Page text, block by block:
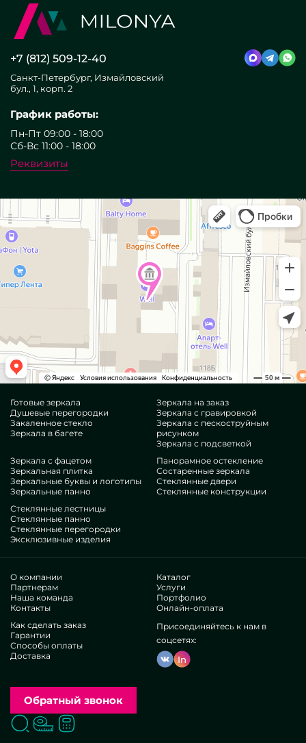
+7 (812) 509-12-40
Санкт-Петербург, Измайловский
бул., 1, корп. 2
График работы:
Пн-Пт 09:00 - 18:00
Сб-Вс 11:00 - 18:00
Реквизиты
Готовые зеркала
Душевые перегородки
Закаленное стекло
Зеркала в багете
Зеркала на заказ
Зеркала с гравировкой
Зеркала с пескоструйным
рисунком
Зеркала с подсветкой
Зеркала с фацетом
Зеркальная плитка
Зеркальные буквы и логотипы
Зеркальные панно
Панорамное остекление
Состаренные зеркала
Стеклянные двери
Стеклянные конструкции
Стеклянные лестницы
Стеклянные панно
Стеклянные перегородки
Эксклюзивные изделия
О компании
Партнерам
Наша команда
Контакты
Каталог
Услуги
Портфолио
Онлайн-оплата
Как сделать заказ
Гарантии
Способы оплаты
Доставка
Присоединяйтесь к нам в
соцсетях:
In
Обратный звонок
ПоискВызвать замерщика